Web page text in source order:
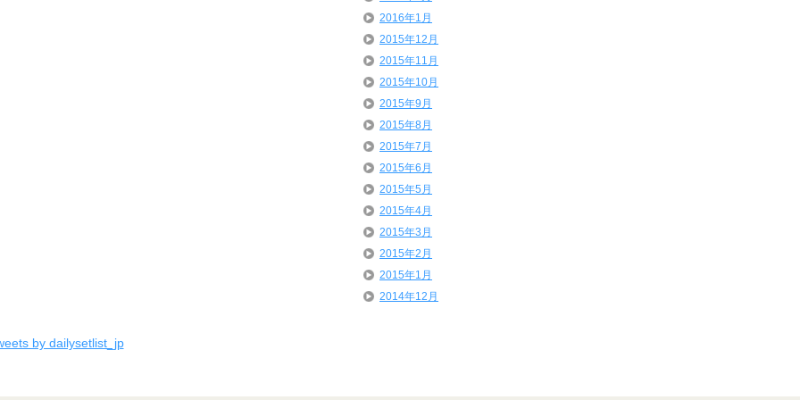
by dailysetlist_jp
2016年1月
2015年12月
2015年11月
2015年10月
2015年9月
2015年8月
2015年7月
2015年6月
2015年5月
2015年4月
2015年3月
2015年2月
2015年1月
2014年12月